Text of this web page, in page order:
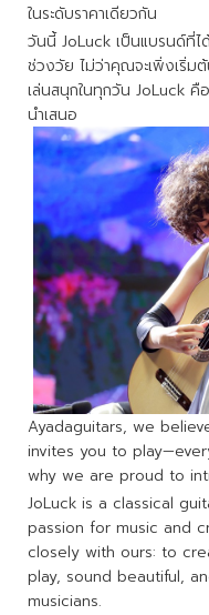
ในระดับราคาเดียวกัน
วันนี้ JoLuck เป็นแบรนด์ที่ไ
ช่วงวัย ไม่ว่าคุณจะเพิ่งเริ่ม
เล่นสนุกในทุกวัน JoLuck
นำเสนอ
Ayadaguitars, we
invites you to
why we are proud to
JoLuck is a classical
passion for music and
closely with ours: to
play, sound beautiful,
musicians.